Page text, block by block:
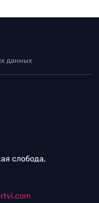
данных
слобода,